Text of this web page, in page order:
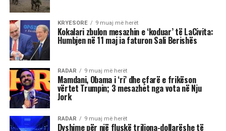
Luani
Luanët kanë nevojë të madhe për vëmendje dhe
admirim. Kur këto nevoja nuk plotësohen,
ndjenja e xhelozisë mund të bëhet e fortë. Ata
shpesh nënvlerësojnë ata që i sfidojnë në
pozicionin e tyre, sidomos në rolin udhëheqës.
Astrologjia i këshillon Luanët të ushtrojnë më
shumë përulësi për të shmangur zilitë e
panevojshme.